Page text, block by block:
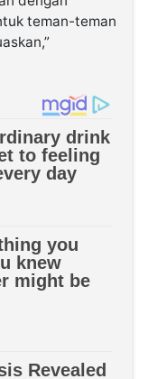
teman-teman